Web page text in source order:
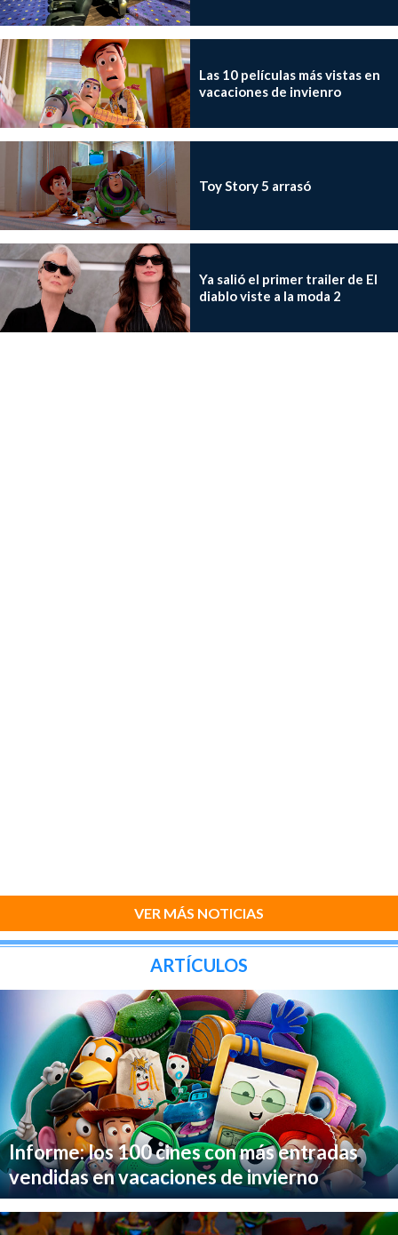
Las 10 películas más vistas en
vacaciones de invienro
Toy Story 5 arrasó
Ya salió el primer trailer de El
diablo viste a la moda 2
VER MÁS NOTICIAS
ARTÍCULOS
Informe: los 100 cines con más entradas
vendidas en vacaciones de invierno